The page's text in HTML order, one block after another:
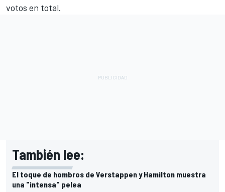
votos en total.
También lee:
El toque de hombros de Verstappen y Hamilton muestra
una "intensa" pelea